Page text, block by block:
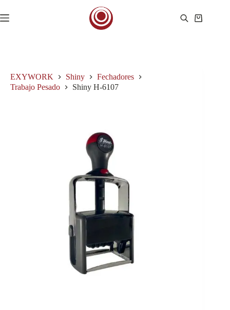
al
contenido
Carro
EXYWORK Shiny
Fechadores
Trabajo Pesado
Shiny H-6107